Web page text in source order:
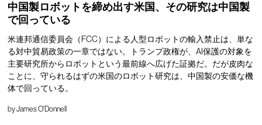
中国製ロボットを締め出す米国、その研究は中国製
で回っている
米連邦通信委員会（FCC）による人型ロボットの輸入禁止は、単な
る対中貿易政策の一章ではない。トランプ政権が、AI保護の対象を
主要研究所からロボットという最前線へ広げた証拠だ。だが皮肉な
ことに、守られるはずの米国のロボット研究は、中国製の安価な機
体で回っている。
byJames O'Donnell